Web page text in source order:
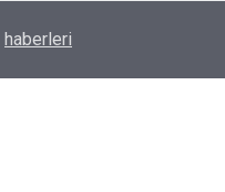
haberleri